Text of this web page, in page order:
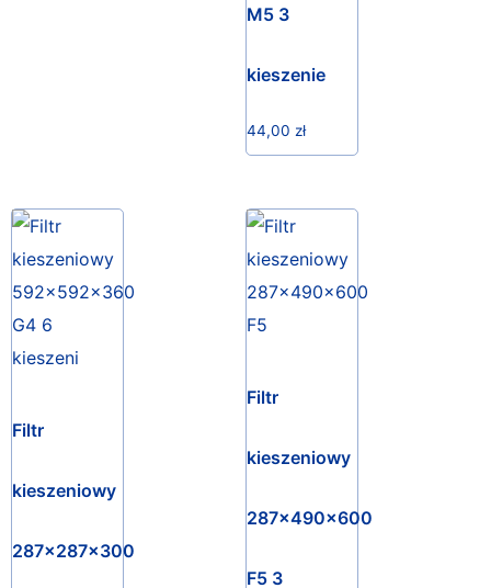
M5 3
kieszenie
44,00 zł
Filtr
kieszeniowy
287x287x300
Filtr
kieszeniowy
287x490x600
F5 3